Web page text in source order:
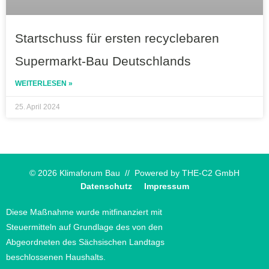
Startschuss für ersten recyclebaren
Supermarkt-Bau Deutschlands
WEITERLESEN »
25. April 2024
© 2026 Klimaforum Bau // Powered by THE-C2 GmbH
Datenschutz
Impressum
Diese Maßnahme wurde mitfinanziert mit
Steuermitteln auf Grundlage des von den
Abgeordneten des Sächsischen Landtags
beschlossenen Haushalts.